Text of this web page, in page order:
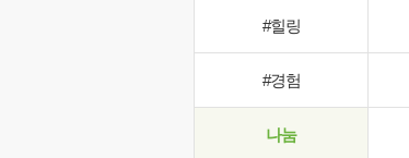
#힐링
#경험
나눔